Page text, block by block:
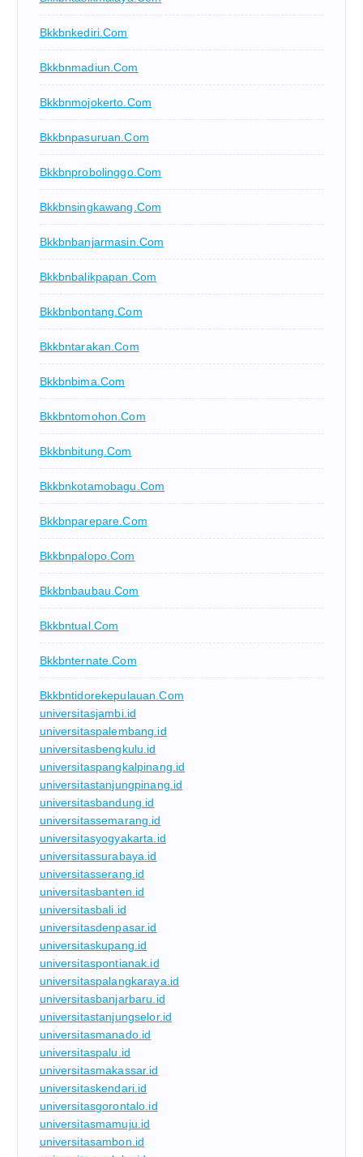
Bkkbnkediri.com
Bkkbnmadiun.com
Bkkbnmojokerto.com
Bkkbnpasuruan.com
Bkkbnprobolinggo.com
Bkkbnsingkawang.com
Bkkbnbanjarmasin.com
Bkkbnbalikpapan.com
Bkkbnbontang.com
Bkkbntarakan.com
Bkkbnbima.com
Bkkbntomohon.com
Bkkbnbitung.com
Bkkbnkotamobagu.com
Bkkbnparepare.com
Bkkbnpalopo.com
Bkkbnbaubau.com
Bkkbntual.com
Bkkbnternate.com
Bkkbntidorekepulauan.com
universitasjambi.id
universitaspalembang.id
universitasbengkulu.id
universitaspangkalpinang.id
universitastanjungpinang.id
universitasbandung.id
universitassemarang.id
universitasyogyakarta.id
universitassurabaya.id
universitasserang.id
universitasbanten.id
universitasbali.id
universitasdenpasar.id
universitaskupang.id
universitaspontianak.id
universitaspalangkaraya.id
universitasbanjarbaru.id
universitastanjungselor.id
universitasmanado.id
universitaspalu.id
universitasmakassar.id
universitaskendari.id
universitasgorontalo.id
universitasmamuju.id
universitasambon.id